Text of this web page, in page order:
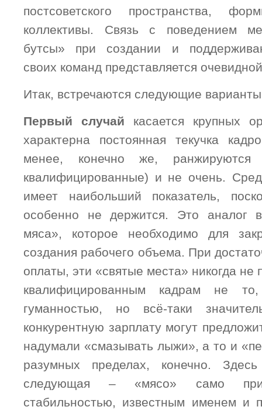
постсоветского пространства,
коллективы. Связь с поведением
бутсы» при создании и
своих команд представляется
Итак, встречаются следующие
Первый случай касается крупных
характерна постоянная текучка
менее, конечно же,
квалифицированные) и не очень.
имеет наибольший показатель,
особенно не держится. Это аналог
мяса», которое необходимо для
создания рабочего объема. При
оплаты, эти «святые места» никогда не
квалифицированным кадрам не
гуманностью, но всё-таки
конкурентную зарплату могут
надумали «смазывать лыжи», а то и
разумных пределах, конечно.
следующая – «мясо» само
стабильностью, известным именем и